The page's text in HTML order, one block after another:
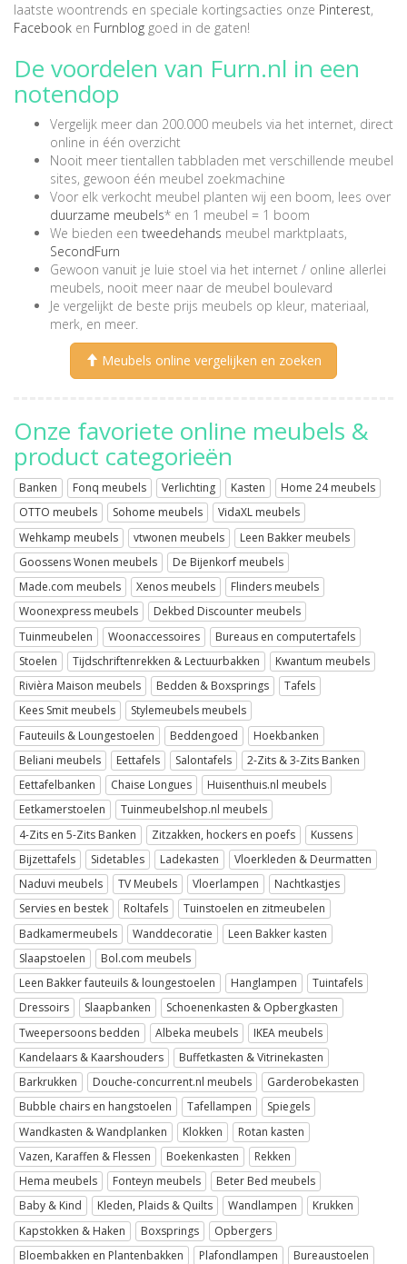
laatste woontrends en speciale kortingsacties onze Pinterest,
Facebook en Furnblog goed in de gaten!
De voordelen van Furn.nl in een
notendop
Vergelijk meer dan 200.000 meubels via het internet, direct
online in één overzicht
Nooit meer tientallen tabbladen met verschillende meubel
sites, gewoon één meubel zoekmachine
Voor elk verkocht meubel planten wij een boom, lees over
duurzame meubels* en 1 meubel = 1 boom
We bieden een tweedehands meubel marktplaats,
SecondFurn
Gewoon vanuit je luie stoel via het internet / online allerlei
meubels, nooit meer naar de meubel boulevard
Je vergelijkt de beste prijs meubels op kleur, materiaal,
merk, en meer.
Meubels online vergelijken en zoeken
Onze favoriete online meubels &
product categorieën
Banken Fonq meubels Verlichting Kasten
Home 24 meubels
OTTO meubels
Sohome meubels
VidaXL meubels
Wehkamp meubels
vtwonen meubels
Leen Bakker meubels
Goossens Wonen meubels
De Bijenkorf meubels
Made.com meubels
Xenos meubels
Flinders meubels
Woonexpress meubels
Dekbed Discounter meubels
Tuinmeubelen
Woonaccessoires
Bureaus en computertafels
Stoelen
Tijdschriftenrekken & Lectuurbakken
Kwantum meubels
Rivièra Maison meubels
Bedden & Boxsprings
Tafels
Kees Smit meubels
Stylemeubels meubels
Fauteuils & Loungestoelen
Beddengoed
Hoekbanken
Beliani meubels
Eettafels Salontafels
2-Zits & 3-Zits Banken
Eettafelbanken
Chaise Longues
Huisenthuis.nl meubels
Eetkamerstoelen
Tuinmeubelshop.nl meubels
4-Zits en 5-Zits Banken
Zitzakken, hockers en poefs
Kussens
Bijzettafels
Sidetables Ladekasten
Vloerkleden & Deurmatten
Naduvi meubels
TV Meubels Vloerlampen
Nachtkastjes
Servies en bestek
Roltafels
Tuinstoelen en zitmeubelen
Badkamermeubels
Wanddecoratie
Leen Bakker kasten
Slaapstoelen
Bol.com meubels
Leen Bakker fauteuils & loungestoelen
Hanglampen
Tuintafels
Dressoirs
Slaapbanken
Schoenenkasten & Opbergkasten
Tweepersoons bedden
Albeka meubels
IKEA meubels
Kandelaars & Kaarshouders
Buffetkasten & Vitrinekasten
Barkrukken
Douche-concurrent.nl meubels
Garderobekasten
Bubble chairs en hangstoelen
Tafellampen
Spiegels
Wandkasten & Wandplanken
Klokken
Rotan kasten
Vazen, Karaffen & Flessen
Boekenkasten
Rekken
Hema meubels
Fonteyn meubels
Beter Bed meubels
Baby & Kind
Kleden, Plaids & Quilts Wandlampen
Krukken
Kapstokken & Haken
Boxsprings
Opbergers
Bloembakken en Plantenbakken
Plafondlampen Bureaustoelen